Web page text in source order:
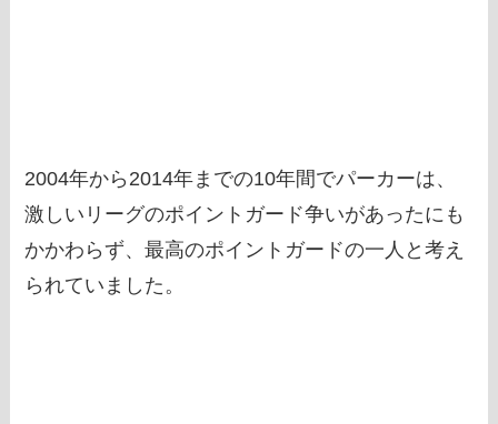
2004年から2014年までの10年間でパーカーは、
激しいリーグのポイントガード争いがあったにも
かかわらず、最高のポイントガードの一人と考え
られていました。